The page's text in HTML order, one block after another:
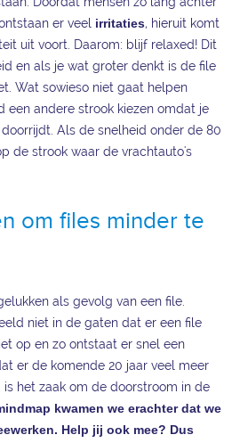
er veel irritaties, hieruit komt
uit voort. Daarom: blijf relaxed! Dit
en als je wat groter denkt is de file
Wat sowieso niet gaat helpen
een andere strook kiezen omdat je
Als de snelheid onder de 80
de strook waar de vrachtauto's
om files minder te
als gevolg van een file.
niet in de gaten dat er een file
op en zo ontstaat er snel een
er de komende 20 jaar veel meer
is het zaak om de doorstroom in de
kwamen we erachter dat we
Help jij ook mee? Dus